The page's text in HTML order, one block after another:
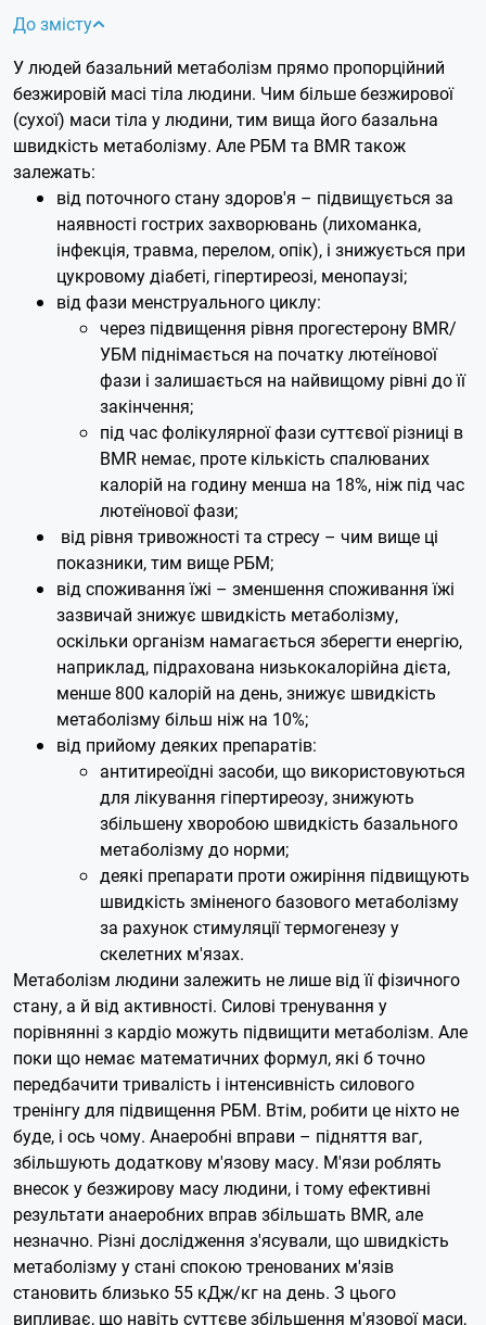
До змісту
У людей базальний метаболізм прямо пропорційний
безжировій масі тіла людини. Чим більше безжирової
(сухої) маси тіла у людини, тим вища його базальна
швидкість метаболізму. Але РБМ та BMR також
залежать:
від поточного стану здоров'я – підвищується за
наявності гострих захворювань (лихоманка,
інфекція, травма, перелом, опік), і знижується при
цукровому діабеті, гіпертиреозі, менопаузі;
від фази менструального циклу:
через підвищення рівня прогестерону BMR/
УБМ піднімається на початку лютеїнової
фази і залишається на найвищому рівні до її
закінчення;
під час фолікулярної фази суттєвої різниці в
BMR немає, проте кількість спалюваних
калорій на годину менша на 18%, ніж під час
лютеїнової фази;
від рівня тривожності та стресу – чим вище ці
показники, тим вище РБМ;
від споживання їжі – зменшення споживання їжі
зазвичай знижує швидкість метаболізму,
оскільки організм намагається зберегти енергію,
наприклад, підрахована низькокалорійна дієта,
менше 800 калорій на день, знижує швидкість
метаболізму більш ніж на 10%;
від прийому деяких препаратів:
антитиреоїдні засоби, що використовуються
для лікування гіпертиреозу, знижують
збільшену хворобою швидкість базального
метаболізму до норми;
деякі препарати проти ожиріння підвищують
швидкість зміненого базового метаболізму
за рахунок стимуляції термогенезу у
скелетних м'язах.
Метаболізм людини залежить не лише від її фізичного
стану, а й від активності. Силові тренування у
порівнянні з кардіо можуть підвищити метаболізм. Але
поки що немає математичних формул, які б точно
передбачити тривалість і інтенсивність силового
тренінгу для підвищення РБМ. Втім, робити це ніхто не
буде, і ось чому. Анаеробні вправи – підняття ваг,
збільшують додаткову м'язову масу. М'язи роблять
внесок у безжирову масу людини, і тому ефективні
результати анаеробних вправ збільшать BMR, але
незначно. Різні дослідження з'ясували, що швидкість
метаболізму у стані спокою тренованих м'язів
становить близько 55 кДж/кг на день. З цього
випливає, що навіть суттєве збільшення м'язової маси,